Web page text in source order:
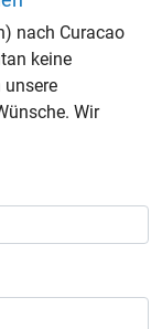
nach Curacao
keine
unsere
Wir